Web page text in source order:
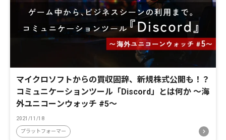
マイクロソフトからの買収固辞、新規株式公開も！？
コミュニケーションツール「Discord」とは何か 〜海
外ユニコーンウォッチ #5〜
2021/11/18
プラットフォーマー